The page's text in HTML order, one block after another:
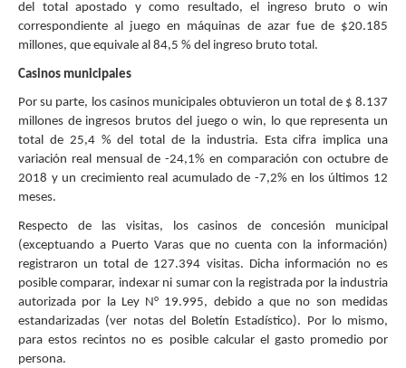
del total apostado y como resultado, el ingreso bruto o win
correspondiente al juego en máquinas de azar fue de $20.185
millones, que equivale al 84,5 % del ingreso bruto total.
Casinos municipales
Por su parte, los casinos municipales obtuvieron un total de $ 8.137
millones de ingresos brutos del juego o win, lo que representa un
total de 25,4 % del total de la industria. Esta cifra implica una
variación real mensual de -24,1% en comparación con octubre de
2018 y un crecimiento real acumulado de -7,2% en los últimos 12
meses.
Respecto de las visitas, los casinos de concesión municipal
(exceptuando a Puerto Varas que no cuenta con la información)
registraron un total de 127.394 visitas. Dicha información no es
posible comparar, indexar ni sumar con la registrada por la industria
autorizada por la Ley N° 19.995, debido a que no son medidas
estandarizadas (ver notas del Boletín Estadístico). Por lo mismo,
para estos recintos no es posible calcular el gasto promedio por
persona.